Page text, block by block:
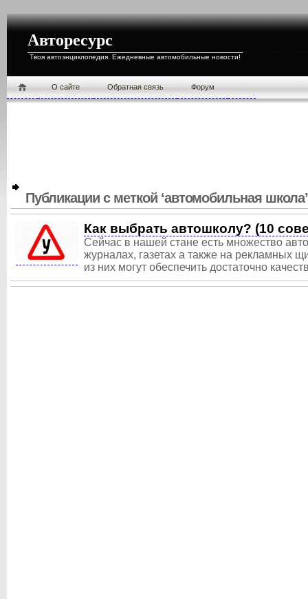
Авторесурс
Твоя автоэнциклопедия. Ежедневные автомобильные новости!
О cайте Обратная связь Форум
Публикации с меткой ‘автомобильная школа’
Как выбрать автошколу? (10
Сейчас в нашей стане есть множество
журналах, газетах а также на рекламных
из них могут обеспечить достаточно